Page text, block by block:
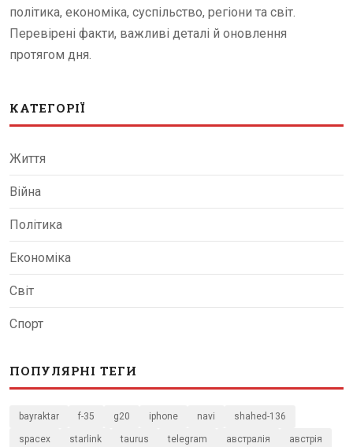
політика, економіка, суспільство, регіони та світ.
Перевірені факти, важливі деталі й оновлення
протягом дня.
КАТЕГОРІЇ
Життя
Війна
Політика
Економіка
Світ
Спорт
ПОПУЛЯРНІ ТЕГИ
bayraktar f-35 g20 iphone navi shahed-136
spacex starlink taurus telegram австралія австрія